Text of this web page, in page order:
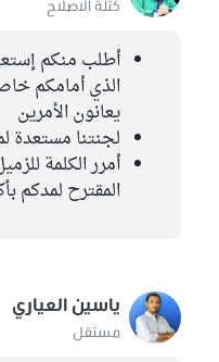
كتلة الاصلاح
أطلب منكم
الذي أمامكم
يعانون الأمرين
لجنتنا مستعدة
أمرر الكلمة
المقترح لمدكم
ياسين العياري
مستقل
منذر بن عطية
منجي الرحوي
مستقل
غير منتمين إلى
أسامة
ماهر
كتلة حركة